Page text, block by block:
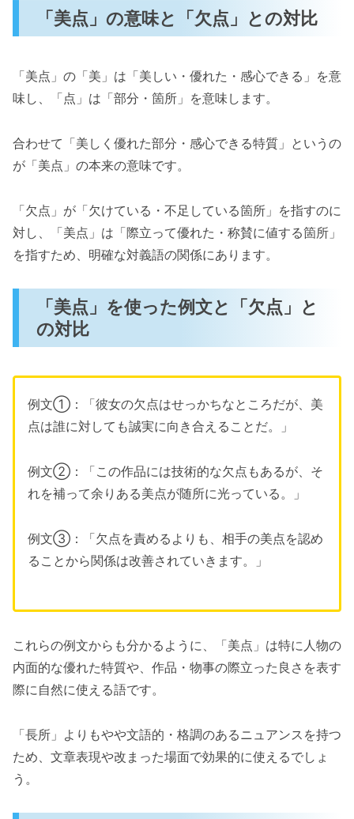
「美点」の意味と「欠点」との対比
「美点」の「美」は「美しい・優れた・感心できる」を意
味し、「点」は「部分・箇所」を意味します。
合わせて「美しく優れた部分・感心できる特質」というの
が「美点」の本来の意味です。
「欠点」が「欠けている・不足している箇所」を指すのに
対し、「美点」は「際立って優れた・称賛に値する箇所」
を指すため、明確な対義語の関係にあります。
「美点」を使った例文と「欠点」と
の対比
例文①：「彼女の欠点はせっかちなところだが、美
点は誰に対しても誠実に向き合えることだ。」
例文②：「この作品には技術的な欠点もあるが、そ
れを補って余りある美点が随所に光っている。」
例文③：「欠点を責めるよりも、相手の美点を認め
ることから関係は改善されていきます。」
これらの例文からも分かるように、「美点」は特に人物の
内面的な優れた特質や、作品・物事の際立った良さを表す
際に自然に使える語です。
「長所」よりもやや文語的・格調のあるニュアンスを持つ
ため、文章表現や改まった場面で効果的に使えるでしょ
う。